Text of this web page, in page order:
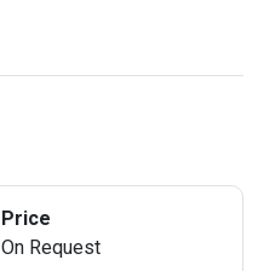
Price
On Request